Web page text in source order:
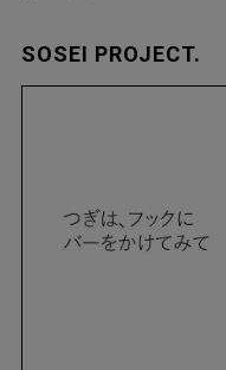
SOSEI PROJECT.